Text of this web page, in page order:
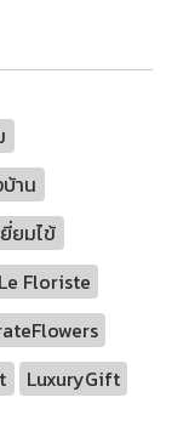
าน
ยมไข้
Le Floriste
LuxuryGift